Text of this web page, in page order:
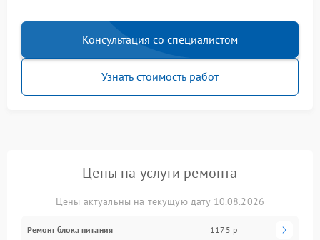
Консультация со специалистом
Узнать стоимость работ
Цены на услуги ремонта
Цены актуальны на текущую дату 10.08.2026
Ремонт блока питания 1175 р